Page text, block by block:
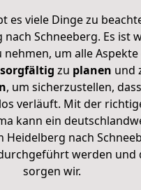
es viele Dinge zu
nach Schneeberg. Es ist
nehmen, um alle Aspekte
sorgfältig zu planen und
, um sicherzustellen,
verläuft. Mit der
kann ein
Heidelberg nach
werden und
sorgen wir.